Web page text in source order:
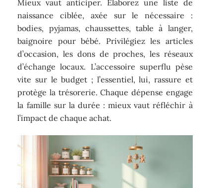
Mieux vaut anticiper. Élaborez une liste de
naissance ciblée, axée sur le nécessaire :
bodies, pyjamas, chaussettes, table à langer,
baignoire pour bébé. Privilégiez les articles
d’occasion, les dons de proches, les réseaux
d’échange locaux. L’accessoire superflu pèse
vite sur le budget ; l’essentiel, lui, rassure et
protège la trésorerie. Chaque dépense engage
la famille sur la durée : mieux vaut réfléchir à
l’impact de chaque achat.